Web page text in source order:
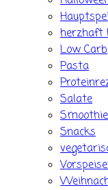
herzhaft
Low Carb
Pasta
Salate
Snacks